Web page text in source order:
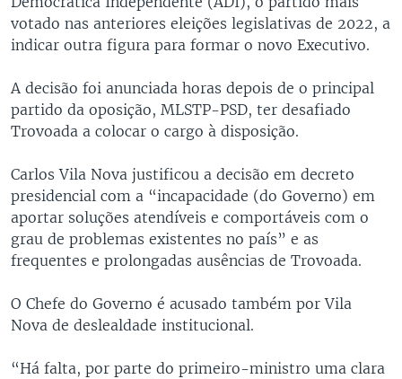
votado nas anteriores eleições legislativas de 2022, a
indicar outra figura para formar o novo Executivo.
A decisão foi anunciada horas depois de o principal
partido da oposição, MLSTP-PSD, ter desafiado
Trovoada a colocar o cargo à disposição.
Carlos Vila Nova justificou a decisão em decreto
presidencial com a “incapacidade (do Governo) em
aportar soluções atendíveis e comportáveis com o
grau de problemas existentes no país” e as
frequentes e prolongadas ausências de Trovoada.
O Chefe do Governo é acusado também por Vila
Nova de deslealdade institucional.
“Há falta, por parte do primeiro-ministro uma clara